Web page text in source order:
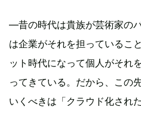
―昔の時代は貴族が芸術家の
は企業がそれを担っているこ
ット時代になって個人がそれ
ってきている。だから、この
いくべきは「クラウド化され